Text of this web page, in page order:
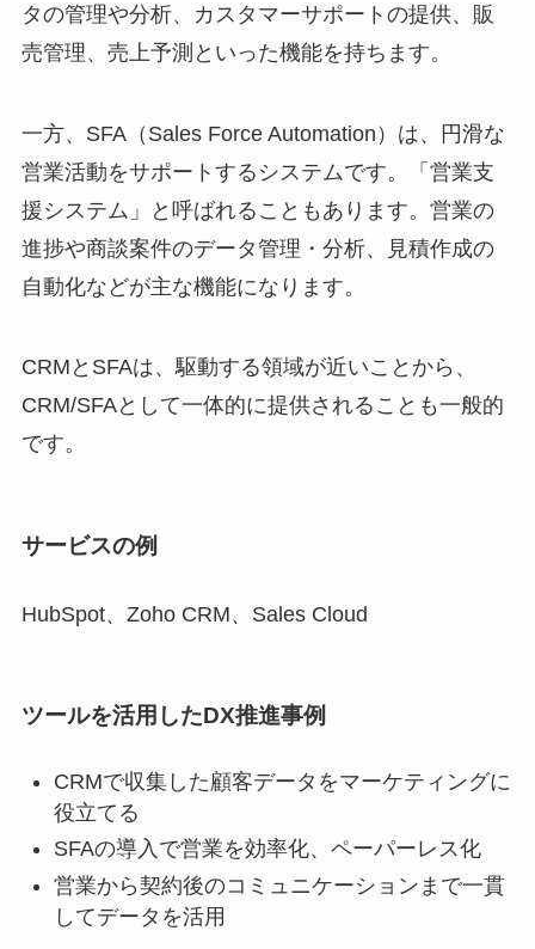
タの管理や分析、カスタマーサポートの提供、販
売管理、売上予測といった機能を持ちます。
一方、SFA（Sales Force Automation）は、円滑な
営業活動をサポートするシステムです。「営業支
援システム」と呼ばれることもあります。営業の
進捗や商談案件のデータ管理・分析、見積作成の
自動化などが主な機能になります。
CRMとSFAは、駆動する領域が近いことから、
CRM/SFAとして一体的に提供されることも一般的
です。
サービスの例
HubSpot、Zoho CRM、Sales Cloud
ツールを活用したDX推進事例
CRMで収集した顧客データをマーケティングに
役立てる
SFAの導入で営業を効率化、ペーパーレス化
営業から契約後のコミュニケーションまで一貫
してデータを活用